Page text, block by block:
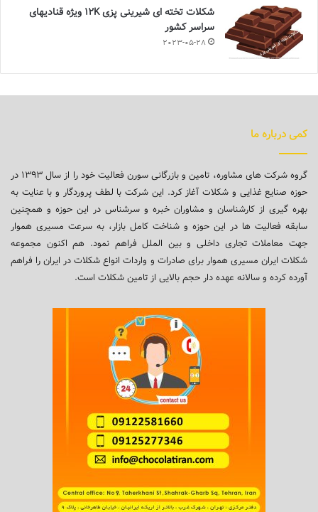
شکلات تخته ای شیرینی پزی 12K ویژه قنادیهای
سراسر کشور
2023-05-28
کمی درباره ما
گروه شرکت های مشاوره، تامین و بازرگانی سورن فعالیت خود را از سال ۱۳۹۳ در
حوزه صنایع غذایی و شکلات آغاز کرد. این شرکت با لطف پروردگار و با عنایت به
بهره گیری از کارشناسان و مشاوران خبره و سرشناس در این حوزه و همچنین
سابقه فعالیت ها در این حوزه و شناخت کامل بازار، به سرعت مسیری هموار
جهت معاملات تجاری داخلی و بین الملل فراهم نمود. هم اکنون مجموعه
شکلات ایران مسیری هموار برای صادرات و واردات انواع شکلات در ایران را فراهم
آورده کرده و سالانه عهده دار حجم بالایی از تامین شکلات است.